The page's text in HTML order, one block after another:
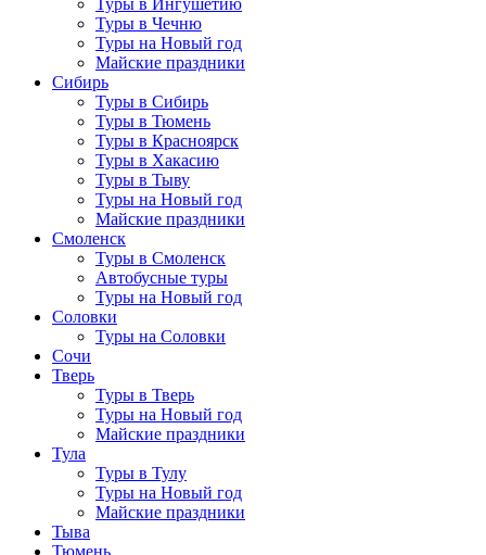
Туры в Чечню
Туры на Новый год
Майские праздники
Сибирь
Туры в Сибирь
Туры в Тюмень
Туры в Красноярск
Туры в Хакасию
Туры в Тыву
Туры на Новый год
Майские праздники
Смоленск
Туры в Смоленск
Автобусные туры
Туры на Новый год
Соловки
Туры на Соловки
Сочи
Тверь
Туры в Тверь
Туры на Новый год
Майские праздники
Тула
Туры в Тулу
Туры на Новый год
Майские праздники
Тыва
Тюмень